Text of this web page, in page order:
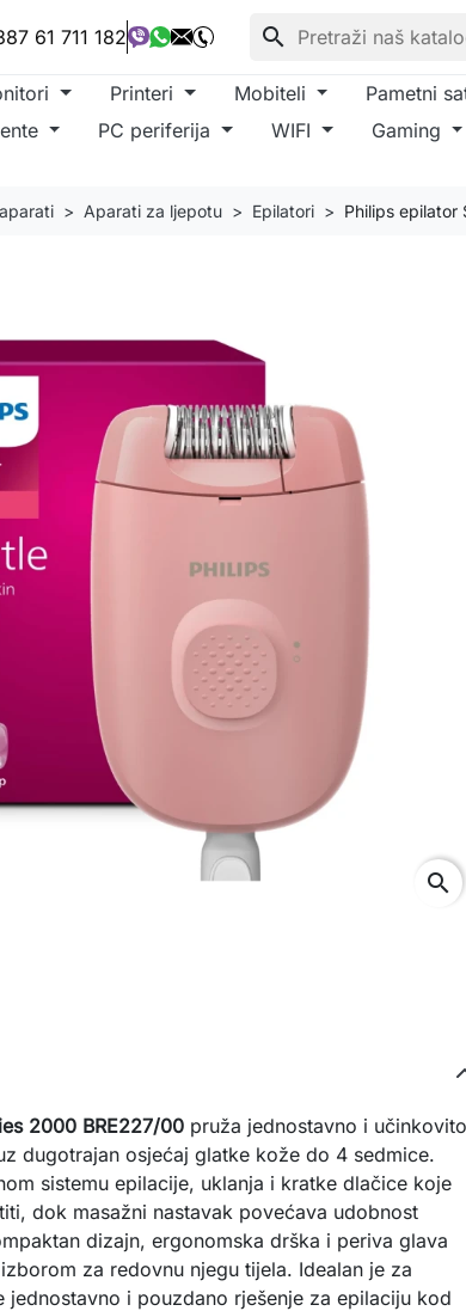
61 711 182 search
Printeri Mobiteli Pametni
PC periferija WIFI Gaming
Aparati za ljepotu Epilatori Philips epilator
search
2000 BRE227/00 pruža jednostavno i učinkovito
dugotrajan osjećaj glatke kože do 4 sedmice.
sistemu epilacije, uklanja i kratke dlačice koje
dok masažni nastavak povećava udobnost
dizajn, ergonomska drška i periva glava
za redovnu njegu tijela. Idealan je za
jednostavno i pouzdano rješenje za epilaciju kod